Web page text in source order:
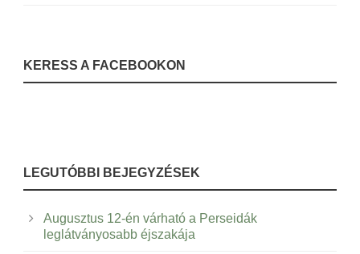
KERESS A FACEBOOKON
LEGUTÓBBI BEJEGYZÉSEK
Augusztus 12-én várható a Perseidák
leglátványosabb éjszakája